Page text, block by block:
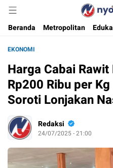
Media
Beranda
Metropolitan
EKONOMI
Harga Cabai
Rp200 Ribu per
Soroti Lonjakan
Redaksi
24/07/2025 - 21:00